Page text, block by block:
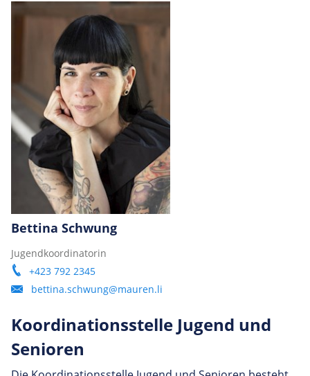
Bettina Schwung
Jugendkoordinatorin
+423 792 2345
bettina.schwung@mauren.li
Koor­di­na­ti­onss­telle Jugend und
Senioren